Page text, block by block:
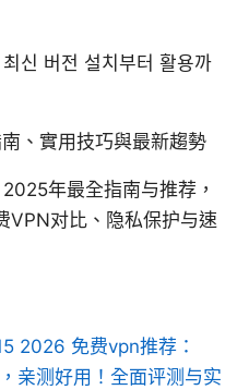
신 버전 설치부터 활용까
、實用技巧與最新趨勢
年最全指南与推荐，
VPN对比、隐私保护与速
2026 免费vpn推荐：
亲测好用！全面评测与实